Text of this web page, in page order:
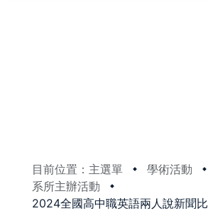
目前位置：主選單
學術活動
系所主辦活動
2024全國高中職英語兩人說新聞比